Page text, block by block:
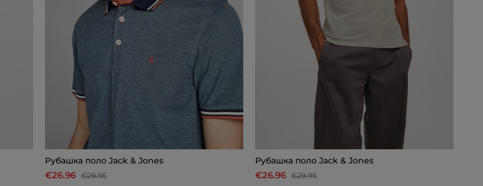
Рубашкa поло Jack & Jones
€26.96 €29.95
Рубашкa поло Jack & Jones
€26.96 €29.95